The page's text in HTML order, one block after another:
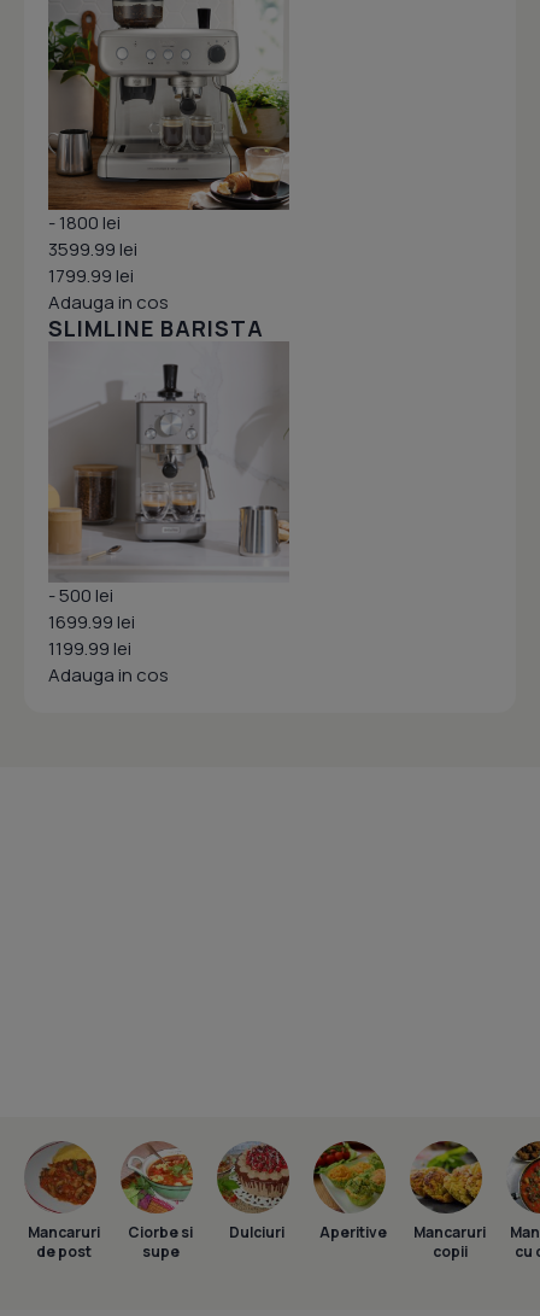
- 1800 lei
3599.99 lei
1799.99 lei
Adauga in cos
SLIMLINE BARISTA
- 500 lei
1699.99 lei
1199.99 lei
Adauga in cos
Mancaruri
de post
Ciorbe si
supe
Dulciuri Aperitive
Mancaruri
copii
cu